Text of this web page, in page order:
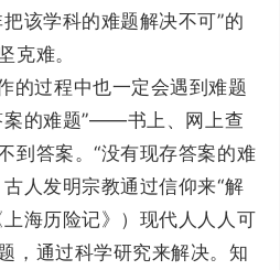
该学科的难题解决不可”的
克难。
的过程中也一定会遇到难题
的难题”——书上、网上查
到答案。“没有现存答案的难
人发明宗教通过信仰来“解
海历险记》）现代人人人可
，通过科学研究来解决。知